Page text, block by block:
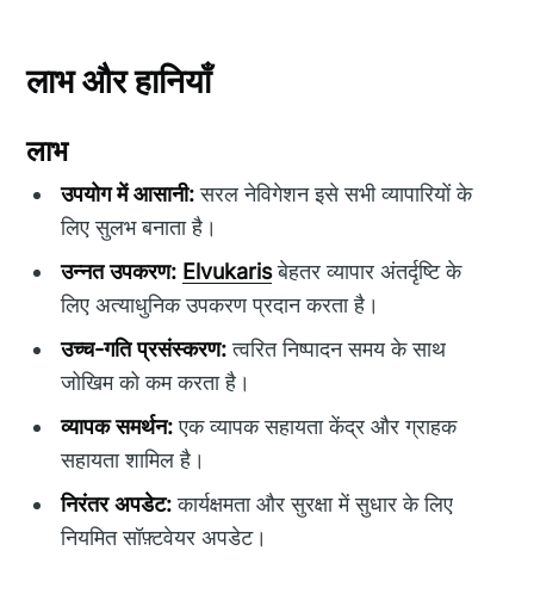
लाभ और हानियाँ
लाभ
उपयोग में आसानी:सरल नेविगेशन इसे सभी व्यापारियों के
लिए सुलभ बनाता है।
उन्नत उपकरण: Elvukarisबेहतर व्यापार अंतर्दृष्टि के
लिए अत्याधुनिक उपकरण प्रदान करता है।
उच्च-गति प्रसंस्करण:त्वरित निष्पादन समय के साथ
जोखिम को कम करता है।
व्यापक समर्थन:एक व्यापक सहायता केंद्र और ग्राहक
सहायता शामिल है।
निरंतर अपडेट:कार्यक्षमता और सुरक्षा में सुधार के लिए
नियमित सॉफ़्टवेयर अपडेट।